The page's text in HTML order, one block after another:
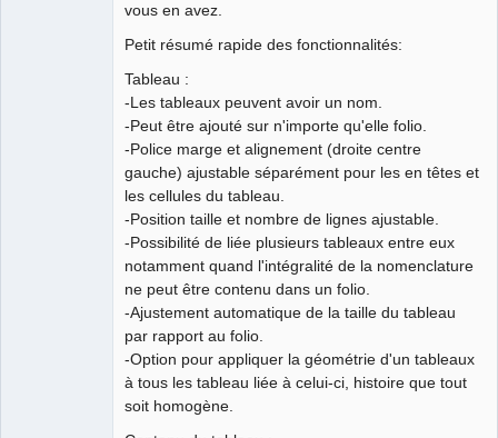
vous en avez.
Petit résumé rapide des fonctionnalités:
Tableau :
-Les tableaux peuvent avoir un nom.
-Peut être ajouté sur n'importe qu'elle folio.
-Police marge et alignement (droite centre
gauche) ajustable séparément pour les en têtes et
les cellules du tableau.
-Position taille et nombre de lignes ajustable.
-Possibilité de liée plusieurs tableaux entre eux
notamment quand l'intégralité de la nomenclature
ne peut être contenu dans un folio.
-Ajustement automatique de la taille du tableau
par rapport au folio.
-Option pour appliquer la géométrie d'un tableaux
à tous les tableau liée à celui-ci, histoire que tout
soit homogène.